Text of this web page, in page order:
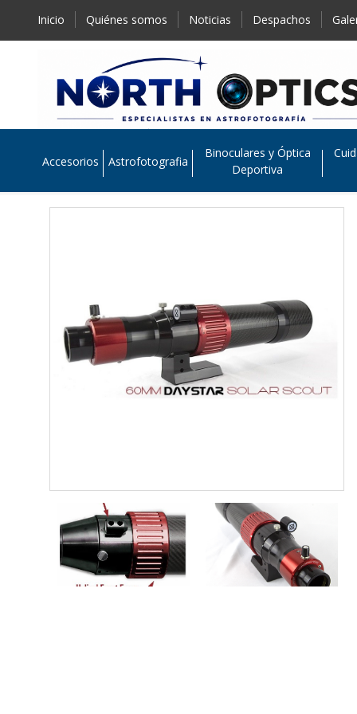
Inicio Quiénes somos Noticias Despachos
Accesorios Astrofotografia
Binoculares y Óptica
Deportiva